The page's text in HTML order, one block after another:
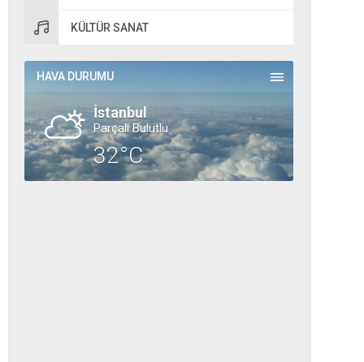
KÜLTÜR SANAT
HAVA DURUMU
İstanbul
Parçalı Bulutlu
32°C